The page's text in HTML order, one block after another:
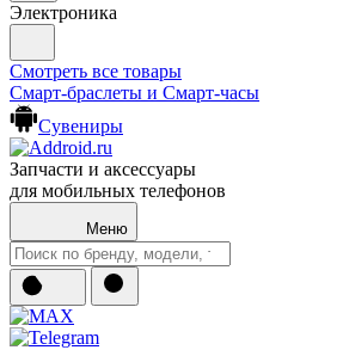
Электроника
Смотреть все товары
Смарт-браслеты и Смарт-часы
Сувениры
Запчасти и аксессуары
для мобильных телефонов
Меню